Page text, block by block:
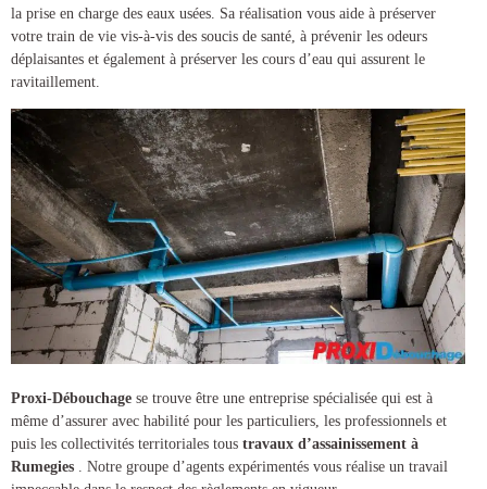
la prise en charge des eaux usées. Sa réalisation vous aide à préserver
votre train de vie vis-à-vis des soucis de santé, à prévenir les odeurs
déplaisantes et également à préserver les cours d’eau qui assurent le
ravitaillement.
Proxi-Débouchage se trouve être une entreprise spécialisée qui est à
même d’assurer avec habilité pour les particuliers, les professionnels et
puis les collectivités territoriales tous travaux d’assainissement à
Rumegies
. Notre groupe d’agents expérimentés vous réalise un travail